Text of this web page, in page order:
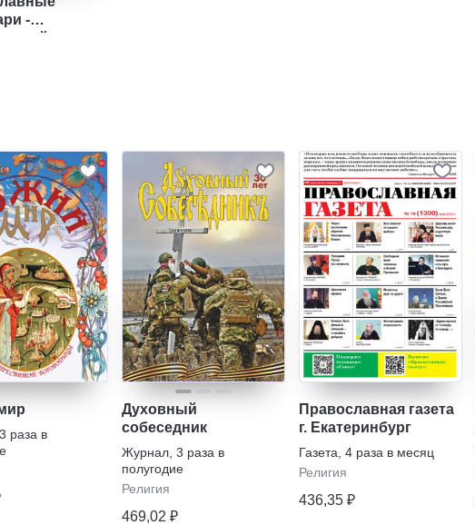
-
выпуск
календарь.
3 раза в
Духовный
собеседник
Журнал 3 раза в
полугодие
Религия
469,02 ₽
Православная газета
г. Екатеринбург
Газета 4 раза в месяц
Религия
436,35 ₽